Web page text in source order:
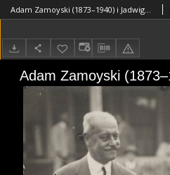
Adam Zamoyski (1873–1940) i Jadwiga z Brzozowskich Aleksandrowa Zamoyska (1908–1998)